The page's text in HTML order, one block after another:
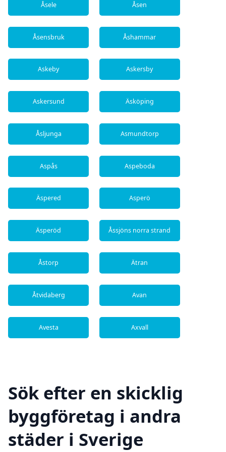
Åsele Åsen
Åsensbruk Åshammar
Askeby Askersby
Askersund Äsköping
Åsljunga Asmundtorp
Aspås Aspeboda
Äspered Asperö
Äsperöd Åssjöns norra strand
Åstorp Ätran
Åtvidaberg Avan
Avesta Axvall
Sök efter en skicklig
byggföretag i andra
städer i Sverige